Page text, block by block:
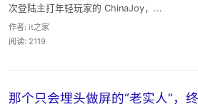
次登陆主打年轻玩家的 ChinaJoy，...
作者: it之家
阅读: 2119
那个只会埋头做屏的“老实人”，